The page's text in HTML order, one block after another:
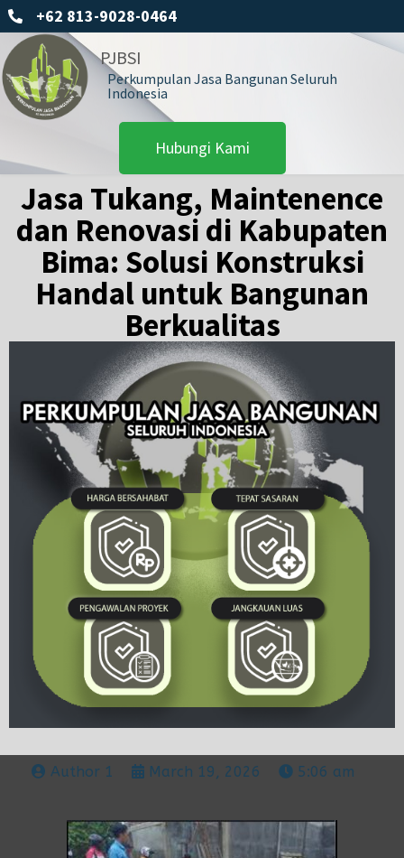
+62 813-9028-0464
PJBSI
Perkumpulan Jasa Bangunan Seluruh
Indonesia
Hubungi Kami
Jasa Tukang, Maintenence
dan Renovasi di Kabupaten
Bima: Solusi Konstruksi
Handal untuk Bangunan
Berkualitas
Author 1 March 19, 2026 5:06 am